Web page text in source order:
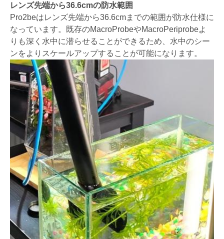
レンズ先端から36.6cmの防水範囲
Pro2beはレンズ先端から36.6cmまでの範囲が防水仕様に
なっています。既存のMacroProbeやMacroPeriprobeよ
りも深く水中に潜らせることができるため、水中のシー
ンをよりスケールアップすることが可能になります。